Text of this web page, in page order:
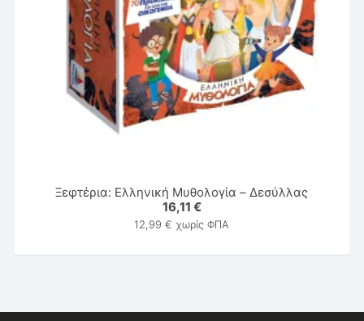
Ξεφτέρια: Ελληνική Μυθολογία – Δεσύλλας
16,11 €
12,99€ χωρίς ΦΠΑ